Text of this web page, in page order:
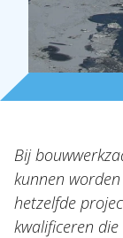
Over Holla
Onze
Expertises
Nieuws
Bij
kunnen
hetzelfde
kwalificeren